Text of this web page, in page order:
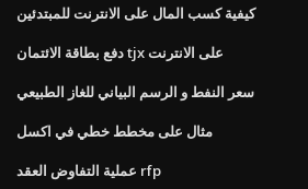
كيفية كسب المال على الانترنت للمبتدئين
دفع بطاقة الائتمان tjx على الانترنت
سعر النفط و الرسم البياني للغاز الطبيعي
مثال على مخطط خطي في اكسل
عملية التفاوض العقد rfp